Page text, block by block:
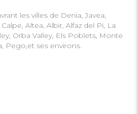
les villes de Denia, Javea,
Altea, Albir, Alfaz del Pi, La
Orba Valley, Els Poblets, Monte
Pego,et ses environs.